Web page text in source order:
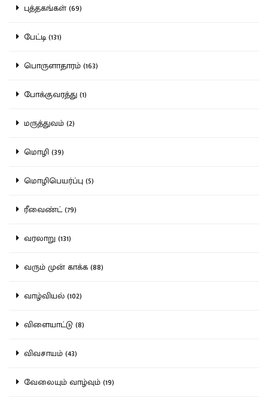
புத்தகங்கள் (69)
பேட்டி (131)
பொருளாதாரம் (163)
போக்குவரத்து (1)
மருத்துவம் (2)
மொழி (39)
மொழிபெயர்ப்பு (5)
ரீவைண்ட் (79)
வரலாறு (131)
வரும் முன் காக்க (88)
வாழ்வியல் (102)
விளையாட்டு (8)
விவசாயம் (43)
வேலையும் வாழ்வும் (19)